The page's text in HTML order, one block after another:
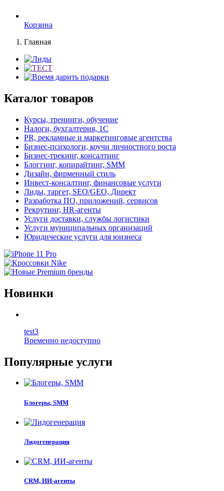
Корзина
Главная
Каталог товаров
Курсы, тренинги, обучение
Налоги, бухгалтерия, 1С
PR, рекламные и маркетинговые агентства
Бизнес-психологи, коучи личностного роста
Бизнес-трекинг, консалтинг
Блоггинг, копирайтинг, SMM
Дизайн, фирменный стиль
Инвест-консалтинг, финансовые услуги
Лиды, таргет, SEO/GEO, Директ
Разработка ПО, приложений, сервисов
Рекрутинг, HR-агенты
Услуги доставки, службы логистики
Услуги муниципальных организаций
Юридические услуги для юизнеса
Новинки
test3
Временно недоступно
Популярные услуги
Блогеры, SMM
Лидогенерация
CRM, ИИ-агенты